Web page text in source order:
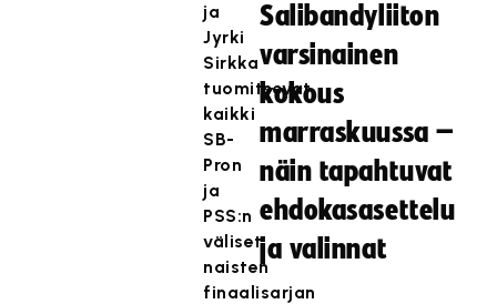
ja
Jyrki
Sirkka
tuomitsevat
kaikki
SB-
Pron
ja
PSS:n
väliset
naisten
finaalisarjan
Salibandyliiton
varsinainen
kokous
marraskuussa –
näin tapahtuvat
ehdokasasettelu
ja valinnat